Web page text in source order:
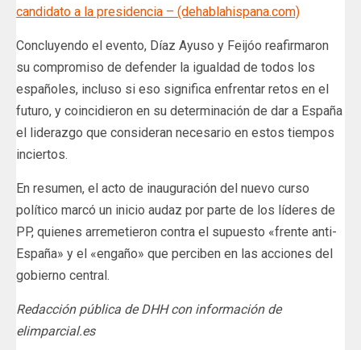
candidato a la presidencia – (dehablahispana.com)
Concluyendo el evento, Díaz Ayuso y Feijóo reafirmaron
su compromiso de defender la igualdad de todos los
españoles, incluso si eso significa enfrentar retos en el
futuro, y coincidieron en su determinación de dar a España
el liderazgo que consideran necesario en estos tiempos
inciertos.
En resumen, el acto de inauguración del nuevo curso
político marcó un inicio audaz por parte de los líderes de
PP, quienes arremetieron contra el supuesto «frente anti-
España» y el «engaño» que perciben en las acciones del
gobierno central.
Redacción pública de DHH con información de
elimparcial.es